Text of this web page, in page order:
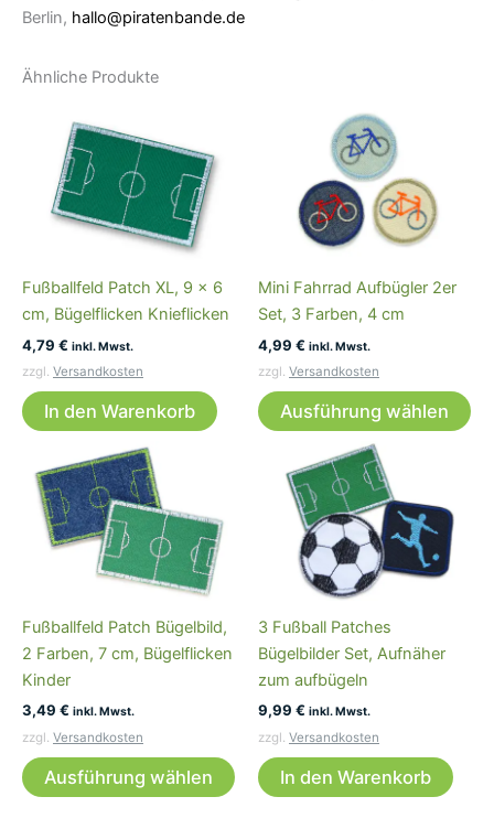
Berlin, hallo@piratenbande.de
Ähnliche Produkte
Fußballfeld Patch XL, 9 x 6
cm, Bügelflicken Knieflicken
4,79 € inkl. Mwst.
zzgl. Versandkosten
In den Warenkorb
Mini Fahrrad Aufbügler 2er
Set, 3 Farben, 4 cm
4,99 € inkl. Mwst.
zzgl. Versandkosten
Ausführung wählen
Fußballfeld Patch Bügelbild,
2 Farben, 7 cm, Bügelflicken
Kinder
3,49 € inkl. Mwst.
zzgl. Versandkosten
Ausführung wählen
Dieses
Produkt
3 Fußball Patches
Bügelbilder Set, Aufnäher
zum aufbügeln
9,99 € inkl. Mwst.
zzgl. Versandkosten
In den Warenkorb